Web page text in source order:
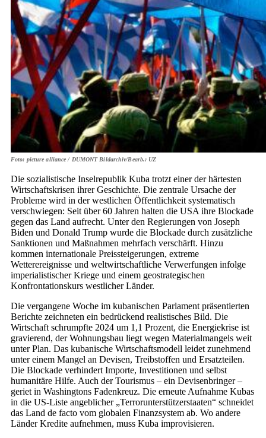
Foto: picture alliance / DUMONT Bildarchiv/Bearb.: UZ
Die sozialistische Inselrepublik Kuba trotzt einer der härtesten
Wirtschaftskrisen ihrer Geschichte. Die zentrale Ursache der
Probleme wird in der westlichen Öffentlichkeit systematisch
verschwiegen: Seit über 60 Jahren halten die USA ihre Blockade
gegen das Land aufrecht. Unter den Regierungen von Joseph
Biden und Donald Trump wurde die Blockade durch zusätzliche
Sanktionen und Maßnahmen mehrfach verschärft. Hinzu
kommen internationale Preissteigerungen, extreme
Wetterereignisse und weltwirtschaftliche Verwerfungen infolge
imperialistischer Kriege und einem geostrategischen
Konfrontationskurs westlicher Länder.
Die vergangene Woche im kubanischen Parlament präsentierten
Berichte zeichneten ein bedrückend realistisches Bild. Die
Wirtschaft schrumpfte 2024 um 1,1 Prozent, die Energiekrise ist
gravierend, der Wohnungsbau liegt wegen Materialmangels weit
unter Plan. Das kubanische Wirtschaftsmodell leidet zunehmend
unter einem Mangel an Devisen, Treibstoffen und Ersatzteilen.
Die Blockade verhindert Importe, Investitionen und selbst
humanitäre Hilfe. Auch der Tourismus – ein Devisenbringer –
geriet in Washingtons Fadenkreuz. Die erneute Aufnahme Kubas
in die US-Liste angeblicher „Terrorunterstützerstaaten“ schneidet
das Land de facto vom globalen Finanzsystem ab. Wo andere
Länder Kredite aufnehmen, muss Kuba improvisieren.